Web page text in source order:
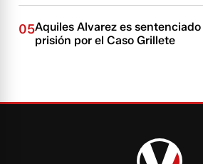
05Aquiles Alvarez es
prisión por el Caso Grillete